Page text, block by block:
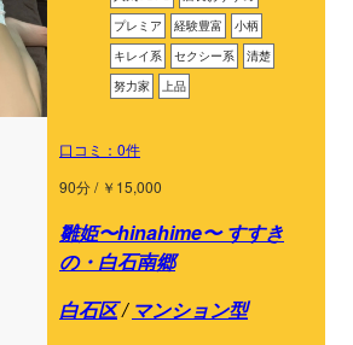
プレミア
経験豊富
小柄
キレイ系
セクシー系
清楚
努力家
上品
口コミ：0件
90分 / ￥15,000
雛姫〜hinahime〜 すすき
の・白石南郷
白石区/ マンション型